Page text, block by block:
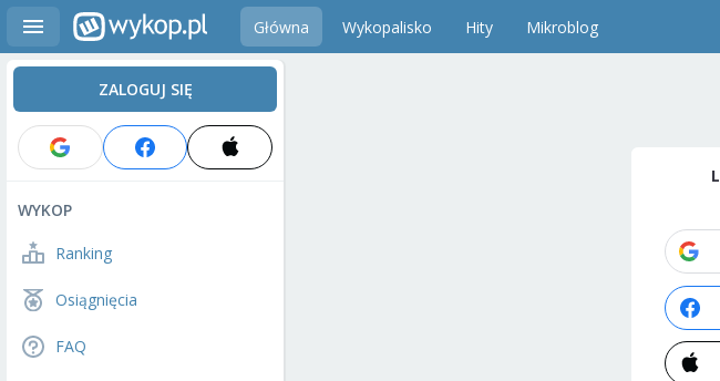
Główna Wykopalisko Hity Mikroblog
ZALOGUJ SIĘ
WYKOP
Ranking
Osiągnięcia
FAQ